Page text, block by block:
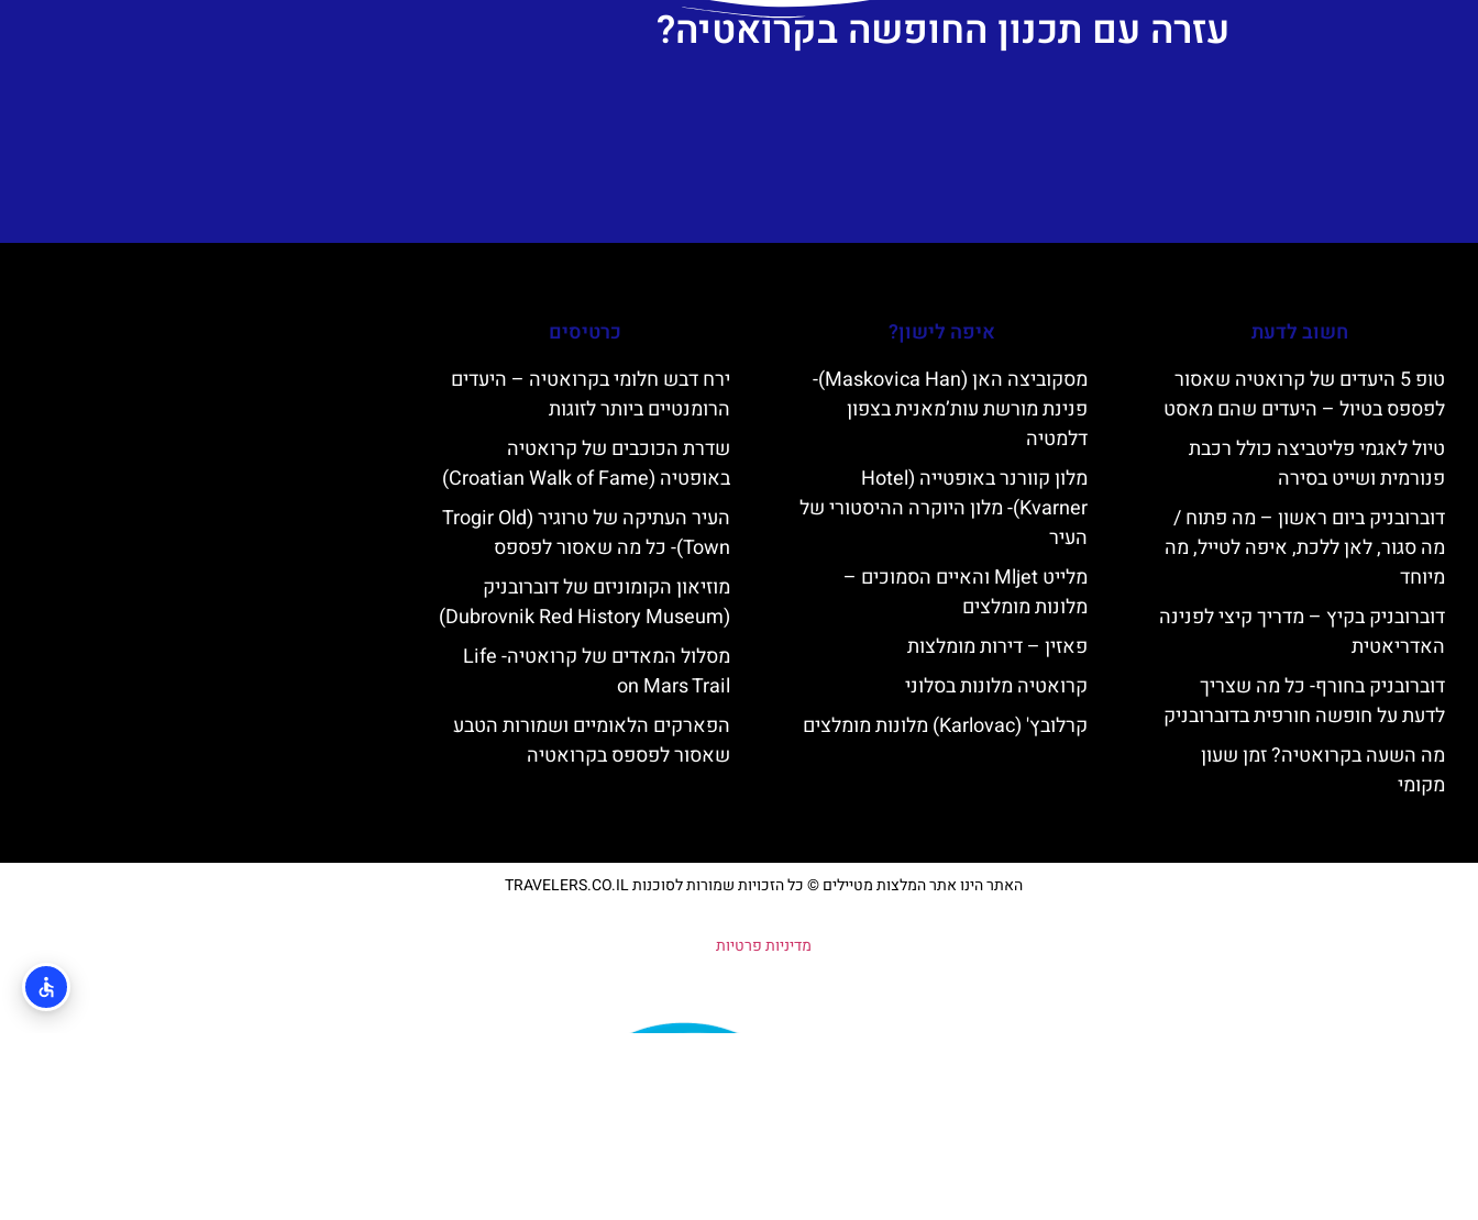
עזרה עם תכנון החופשה בקרואטיה?
חשוב לדעת
טופ 5 היעדים של קרואטיה שאסור
לפספס בטיול – היעדים שהם מאסט
טיול לאגמי פליטביצה כולל רכבת
פנורמית ושייט בסירה
דוברובניק ביום ראשון – מה פתוח /
מה סגור, לאן ללכת, איפה לטייל, מה
מיוחד
דוברובניק בקיץ – מדריך קיצי לפנינה
האדריאטית
דוברובניק בחורף- כל מה שצריך
לדעת על חופשה חורפית בדוברובניק
מה השעה בקרואטיה? זמן שעון
מקומי
איפה לישון?
מסקוביצה האן (Maskovica Han)-
פנינת מורשת עות’מאנית בצפון
דלמטיה
מלון קוורנר באופטייה (Hotel
Kvarner)- מלון היוקרה ההיסטורי של
העיר
מלייט Mljet והאיים הסמוכים –
מלונות מומלצים
פאזין – דירות מומלצות
קרואטיה מלונות בסלוני
קרלובץ' (Karlovac) מלונות מומלצים
כרטיסים
ירח דבש חלומי בקרואטיה – היעדים
הרומנטיים ביותר לזוגות
שדרת הכוכבים של קרואטיה
באופטיה (Croatian Walk of Fame)
העיר העתיקה של טרוגיר (Trogir Old
Town)- כל מה שאסור לפספס
מוזיאון הקומוניזם של דוברובניק
(Dubrovnik Red History Museum)
מסלול המאדים של קרואטיה- Life
on Mars Trail
הפארקים הלאומיים ושמורות הטבע
שאסור לפספס בקרואטיה
האתר הינו אתר המלצות מטיילים © כל הזכויות שמורות לסוכנות TRAVELERS.CO.IL
מדיניות פרטיות